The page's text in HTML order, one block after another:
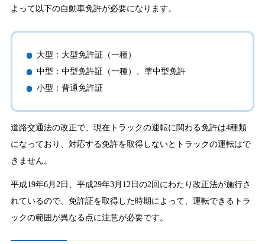
よって以下の自動車免許が必要になります。
大型：大型免許証（一種）
中型：中型免許証（一種）、準中型免許
小型：普通免許証
道路交通法の改正で、現在トラックの運転に関わる免許は4種類
になっており、対応する免許を取得しないとトラックの運転はで
きません。
平成19年6月2日、平成29年3月12日の2回にわたり改正法が施行さ
れているので、免許証を取得した時期によって、運転できるトラ
ックの範囲が異なる点に注意が必要です。